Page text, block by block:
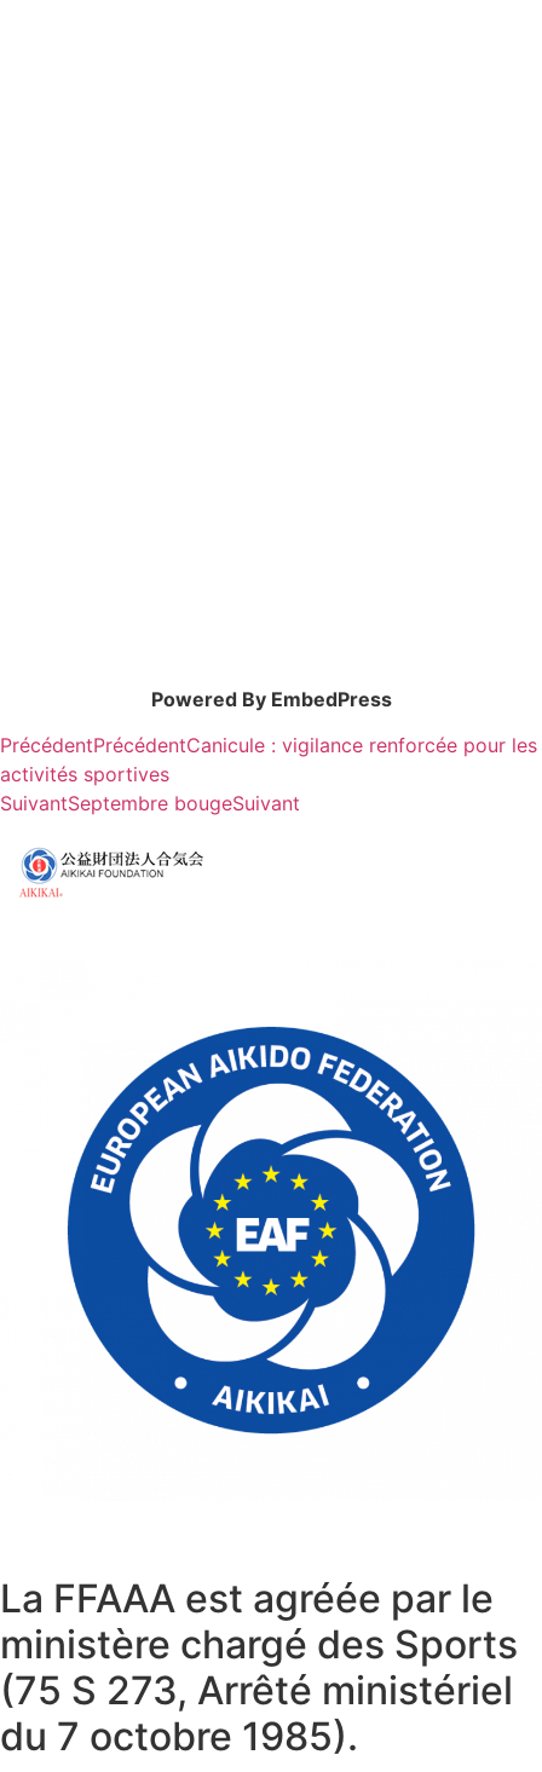
Powered By EmbedPress
PrécédentPrécédentCanicule : vigilance renforcée pour les
activités sportives
SuivantSeptembre bougeSuivant
La FFAAA est agréée par le
ministère chargé des Sports
(75 S 273, Arrêté ministériel
du 7 octobre 1985).